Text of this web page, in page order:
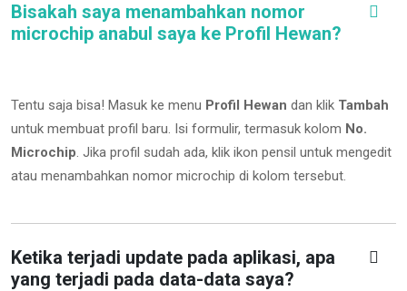
Bisakah saya menambahkan nomor
microchip anabul saya ke Profil Hewan?
Tentu saja bisa! Masuk ke menu Profil Hewan dan klik Tambah
untuk membuat profil baru. Isi formulir, termasuk kolom No.
Microchip. Jika profil sudah ada, klik ikon pensil untuk mengedit
atau menambahkan nomor microchip di kolom tersebut.
Ketika terjadi update pada aplikasi, apa
yang terjadi pada data-data saya?